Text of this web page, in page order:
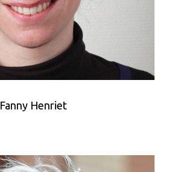
Fanny Henriet